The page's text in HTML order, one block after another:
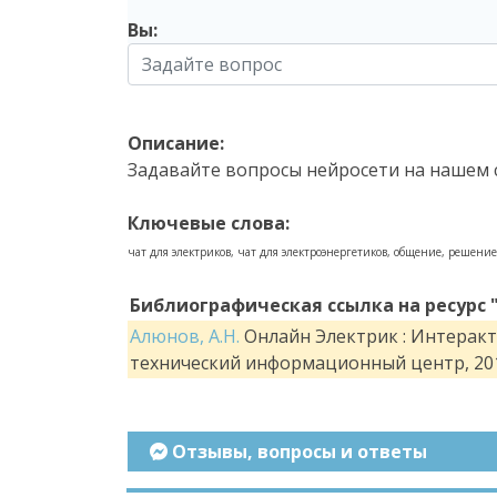
Вы:
Чему будет равен ток в трехфазной
Для расчета тока в трехфазной сети
I = P / (U · √3 · cos(φ))
где:
P- мощность потребителя, Вт
U- напряжение, В
φ- угол между напряжением и током
I = 4 000 / (380 · √3 · 0,8) ≈ 7,6 А
Ответ: ток в трехфазной сети будет равен
Описание:
Задавайте вопросы нейросети на
Ключевые слова:
чат для электриков, чат для электроэнергетиков, общение,
Библиографическая ссылка на
Алюнов, А.Н. Онлайн Электрик :
технический информационный центр,
Отзывы, вопросы и ответы